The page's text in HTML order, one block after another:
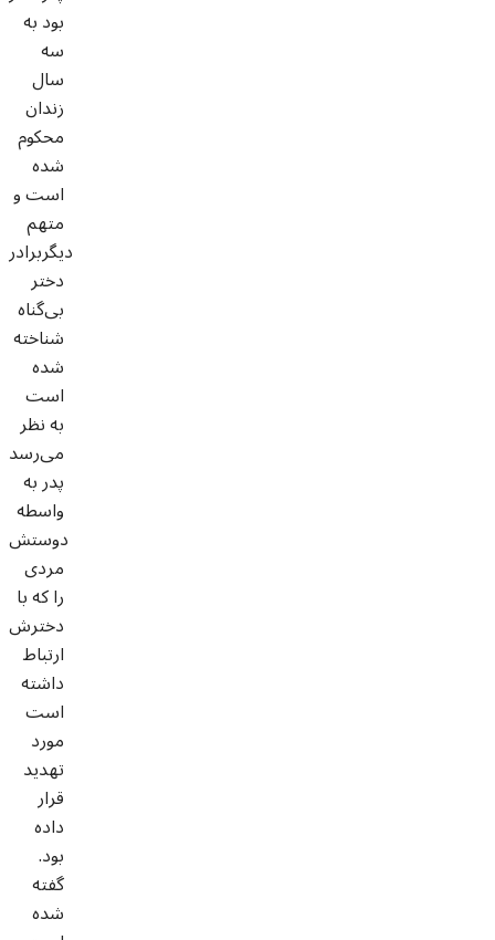
بود به
سه
سال
زندان
محکوم
شده
است و
متهم
دیگربرادر
دختر
بی‌گناه
شناخته
شده
است
به نظر
می‌رسد
پدر به
واسطه
دوستش
مردی
را که با
دخترش
ارتباط
داشته
است
مورد
تهدید
قرار
داده
بود.
گفته
شده